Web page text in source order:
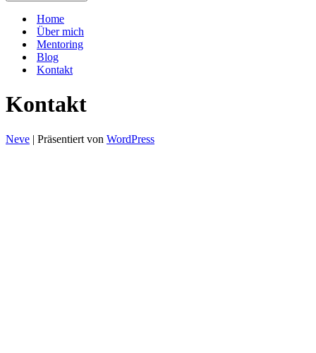
Home
Über mich
Mentoring
Blog
Kontakt
Kontakt
Neve | Präsentiert von WordPress